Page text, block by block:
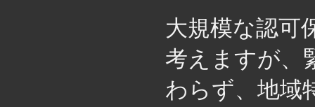
大規模な認可
考えますが、
わらず、地域